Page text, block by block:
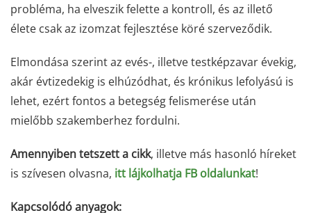
probléma, ha elveszik felette a kontroll, és az illető
élete csak az izomzat fejlesztése köré szerveződik.
Elmondása szerint az evés-, illetve testképzavar évekig,
akár évtizedekig is elhúzódhat, és krónikus lefolyású is
lehet, ezért fontos a betegség felismerése után
mielőbb szakemberhez fordulni.
Amennyiben tetszett a cikk, illetve más hasonló híreket
is szívesen olvasna, itt lájkolhatja FB oldalunkat!
Kapcsolódó anyagok: